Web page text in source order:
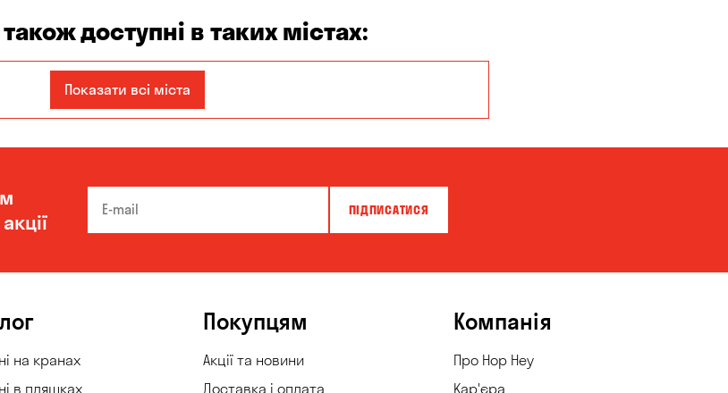
доступні в таких містах:
Кам'янське
Олександрівка Чорноморськ
Показати всі міста
ПІДПИСАТИСЯ
на кранах
в пляшках
Покупцям
Акції та новини
Доставка і оплата
Компанія
Про Hop Hey
Кар'єра